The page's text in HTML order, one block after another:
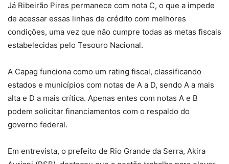
Já Ribeirão Pires permanece com nota C, o que a impede
de acessar essas linhas de crédito com melhores
condições, uma vez que não cumpre todas as metas fiscais
estabelecidas pelo Tesouro Nacional.
A Capag funciona como um rating fiscal, classificando
estados e municípios com notas de A a D, sendo A a mais
alta e D a mais crítica. Apenas entes com notas A e B
podem solicitar financiamentos com o respaldo do
governo federal.
Em entrevista, o prefeito de Rio Grande da Serra, Akira